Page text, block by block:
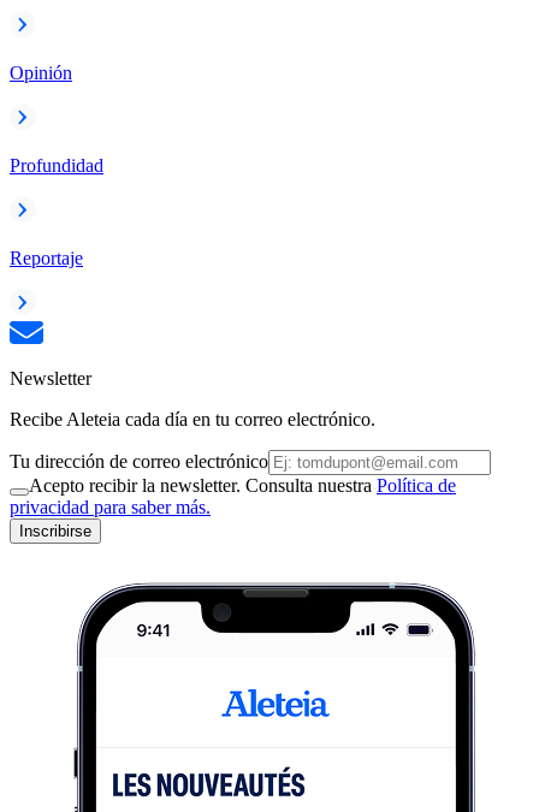
Opinión
Profundidad
Reportaje
Newsletter
Recibe Aleteia cada día en tu correo electrónico.
Tu dirección de correo electrónico
Acepto recibir la newsletter. Consulta nuestra Política de
privacidad para saber más.
Inscribirse